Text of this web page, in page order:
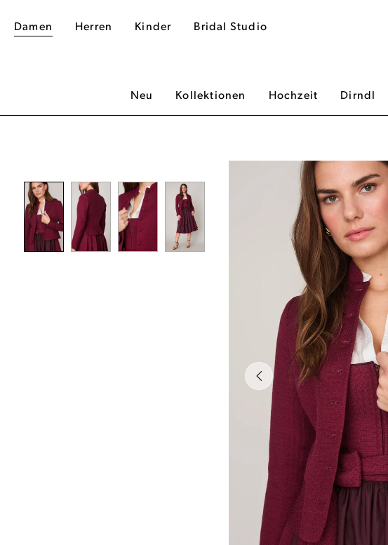
Damen Herren Kinder Bridal Studio
Neu Kollektionen Hochzeit Dirndl